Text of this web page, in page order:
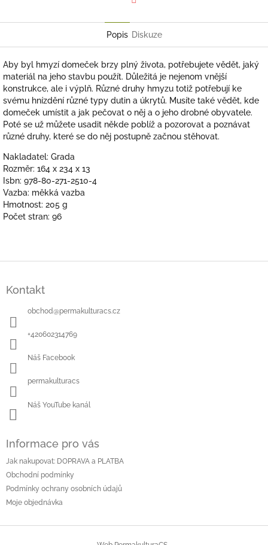
Popis Diskuze
Aby byl hmyzí domeček brzy plný života, potřebujete vědět, jaký
materiál na jeho stavbu použít. Důležitá je nejenom vnější
konstrukce, ale i výplň. Různé druhy hmyzu totiž potřebují ke
svému hnízdění různé typy dutin a úkrytů. Musíte také vědět, kde
domeček umístit a jak pečovat o něj a o jeho drobné obyvatele.
Poté se už můžete usadit někde poblíž a pozorovat a poznávat
různé druhy, které se do něj postupně začnou stěhovat.
Nakladatel: Grada
Rozměr: 164 x 234 x 13
Isbn: 978-80-271-2510-4
Vazba: měkká vazba
Hmotnost: 205 g
Počet stran: 96
Kontakt
obchod@permakulturacs.cz
+420602314769
Náš Facebook
permakulturacs
Náš YouTube kanál
Informace pro vás
Jak nakupovat: DOPRAVA a PLATBA
Obchodní podmínky
Podmínky ochrany osobních údajů
Moje objednávka